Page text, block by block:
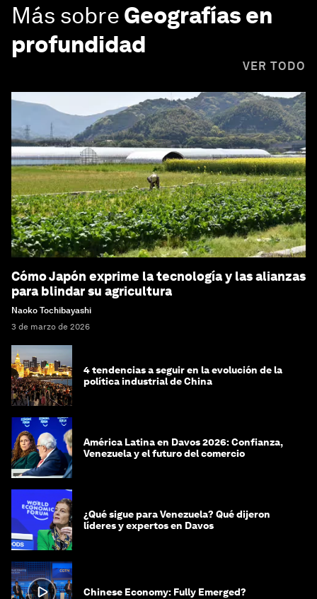
Más sobre Geografías en
profundidad
VER TODO
Cómo Japón exprime la tecnología y las alianzas
para blindar su agricultura
Naoko Tochibayashi
3 de marzo de 2026
4 tendencias a seguir en la evolución de la
política industrial de China
América Latina en Davos 2026: Confianza,
Venezuela y el futuro del comercio
¿Qué sigue para Venezuela? Qué dijeron
líderes y expertos en Davos
Chinese Economy: Fully Emerged?